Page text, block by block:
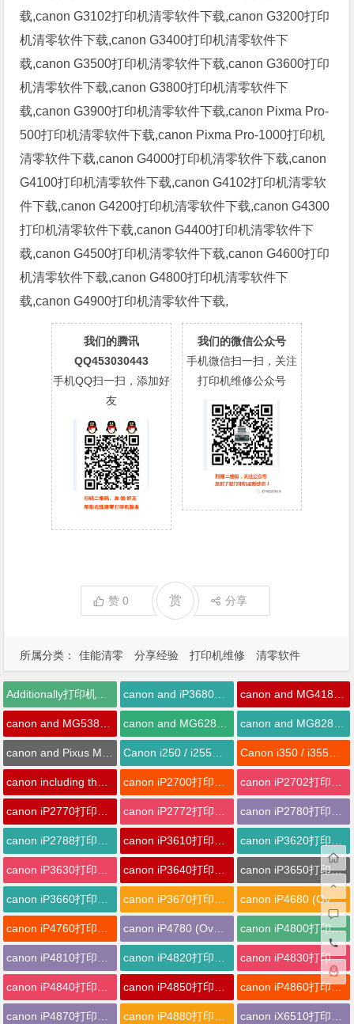
所属分类： 佳能清零 分享经验 打印机维修 清零软件
载,canon G3102打印机清零软件下载,canon G3200打印
机清零软件下载,canon G3400打印机清零软件下
载,canon G3500打印机清零软件下载,canon G3600打印
机清零软件下载,canon G3800打印机清零软件下
载,canon G3900打印机清零软件下载,canon Pixma Pro-
500打印机清零软件下载,canon Pixma Pro-1000打印机
清零软件下载,canon G4000打印机清零软件下载,canon
G4100打印机清零软件下载,canon G4102打印机清零软
件下载,canon G4200打印机清零软件下载,canon G4300
打印机清零软件下载,canon G4400打印机清零软件下
载,canon G4500打印机清零软件下载,canon G4600打印
机清零软件下载,canon G4800打印机清零软件下
载,canon G4900打印机清零软件下载,
我们的腾讯
QQ453030443
手机QQ扫一扫，添加好
友
我们的微信公众号
手机微信扫一扫，关注
打印机维修公众号
赞0 赏 分享
canon and MG4180 (Overseas)打印机清零软件下载
Canon i350 / i355打印机清零软件下载
canon iP3650打印机清零软件下载
canon iP4680 (Overseas)打印机清零软件下载
canon iP4800打印机清零软件下载
canon iP4830打印机清零软件下载
canon iP4860打印机清零软件下载